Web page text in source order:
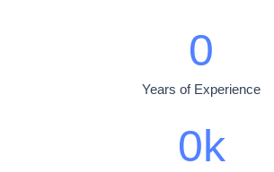
Years of Experience
0
0k